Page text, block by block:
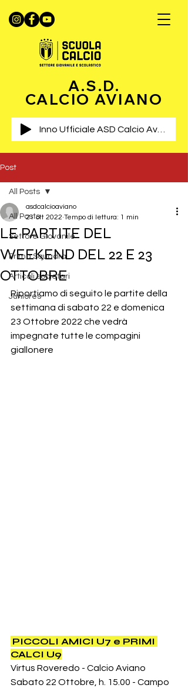
A.S.D.
CALCIO AVIANO
Post
All Posts
Settore Giovanile
Prima Squadra
Articoli societari
Juniores
All Posts
LE PARTITE DEL
WEEKEND DEL 22 E 23
OTTOBRE
asdcalcioaviano
21 ott 2022 Tempo di lettura: 1 min
Riportiamo di seguito le partite della
settimana di sabato 22 e domenica
23 Ottobre 2022 che vedrà
impegnate tutte le compagini
giallonere
PICCOLI AMICI U7 e PRIMI
CALCI U9
Virtus Roveredo - Calcio Aviano
Sabato 22 Ottobre, h. 15.00 - Campo